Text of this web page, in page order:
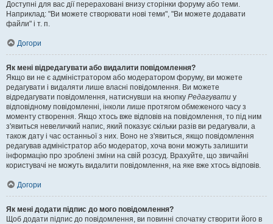
Доступні для вас дії перераховані внизу сторінки форуму або теми.
Наприклад: "Ви можете створювати нові теми", "Ви можете додавати
файли" і т. п.
Догори
Як мені відредагувати або видалити повідомлення?
Якщо ви не є адміністратором або модератором форуму, ви можете
редагувати і видаляти лише власні повідомлення. Ви можете
відредагувати повідомлення, натиснувши на кнопку Редагувати у
відповідному повідомленні, інколи лише протягом обмеженого часу з
моменту створення. Якщо хтось вже відповів на повідомлення, то під ним
з'явиться невеличкий напис, який показує скільки разів ви редагували, а
також дату і час останньої з них. Воно не з'явиться, якщо повідомлення
редагував адміністратор або модератор, хоча вони можуть залишити
інформацію про зроблені зміни на свій розсуд. Врахуйте, що звичайні
користувачі не можуть видалити повідомлення, на яке вже хтось відповів.
Догори
Як мені додати підпис до мого повідомлення?
Щоб додати підпис до повідомлення, ви повинні спочатку створити його в